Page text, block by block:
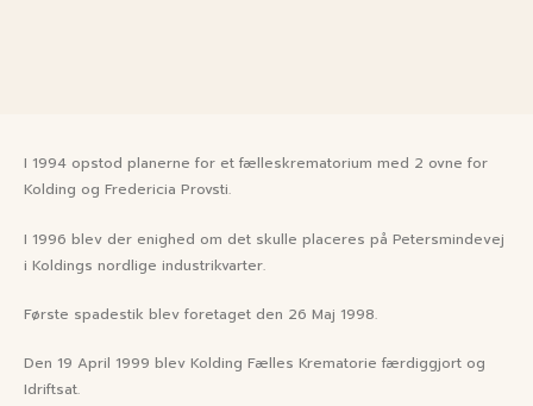
I 1994 opstod planerne for et fælleskrematorium med 2 ovne for
Kolding og Fredericia Provsti.​
I 1996 blev der enighed om det skulle placeres på Petersmindevej
i Koldings nordlige industrikvarter.​
Første spadestik blev foretaget den 26 Maj 1998.​
Den 19 April 1999 blev Kolding Fælles Krematorie færdiggjort og
Idriftsat.